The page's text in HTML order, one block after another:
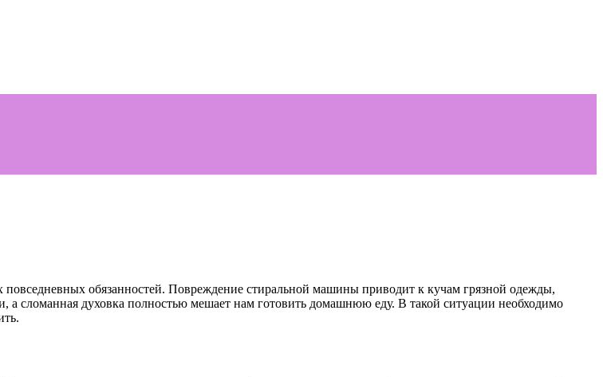
обязанностей. Повреждение стиральной машины приводит к кучам грязной одежды,
а сломанная духовка полностью мешает нам готовить домашнюю еду. В такой ситуации необходимо